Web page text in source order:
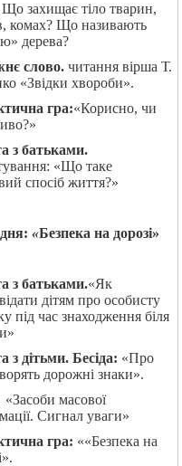
Що захищає тіло тварин,
комах? Що називають
дерева?
слово. читання вірша Т.
«Звідки хвороби».
гра:«Корисно, чи
з батьками.
«Що таке
спосіб життя?»
«Безпека на дорозі»
з батьками.«Як
дітям про особисту
під час знаходження біля
з дітьми. Бесіда: «Про
дорожні знаки».
«Засоби масової
Сигнал уваги»
гра: ««Безпека на